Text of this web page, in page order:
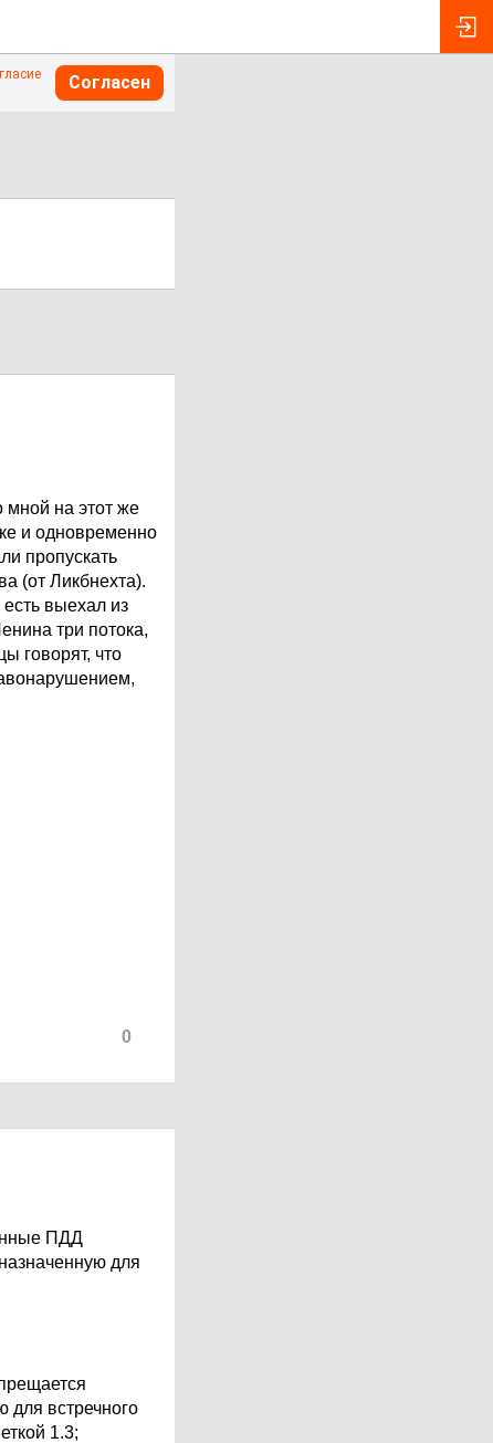
Согласен
на этот же
и одновременно
пропускать
(от Ликбнехта).
выехал из
три потока,
говорят, что
0
ПДД
для
для встречного
1.3;